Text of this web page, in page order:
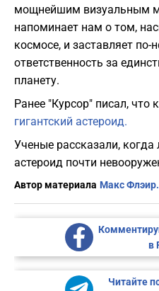
мощнейшим визуальным
напоминает нам о том,
космосе, и заставляет по-
ответственность за
планету.
Ранее "Курсор" писал, что к
гигантский астероид.
Ученые рассказали,
астероид почти
Автор материала Макс Флэир.
в
Читайте